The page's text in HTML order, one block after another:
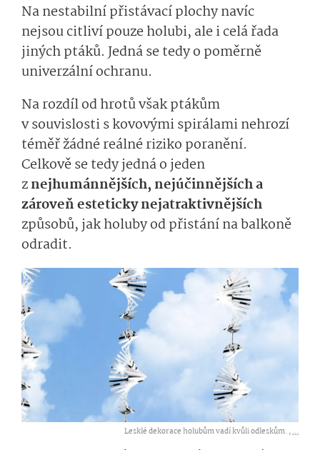
Na nestabilní přistávací plochy navíc
nejsou citliví pouze holubi, ale i celá řada
jiných ptáků. Jedná se tedy o poměrně
univerzální ochranu.
Na rozdíl od hrotů však ptákům
v souvislosti s kovovými spirálami nehrozí
téměř žádné reálné riziko poranění.
Celkově se tedy jedná o jeden
znejhumánnějších, nejúčinnějších a
zároveň esteticky nejatraktivnějších
způsobů, jak holuby od přistání na balkoně
odradit.
Lesklé dekorace holubům vadí kvůli odleskům. ,...